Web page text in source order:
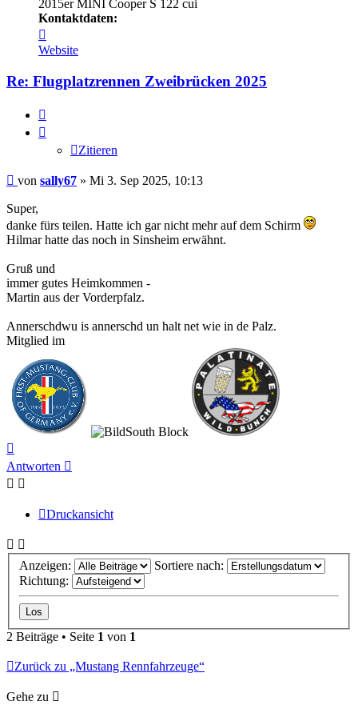
2015er MINI Cooper S 122 cui
Kontaktdaten:
von
sally67
Website
Re: Flugplatzrennen Zweibrücken 2025
Zitieren
Beitrag
von sally67 » Mi 3. Sep 2025, 10:13
Super,
danke fürs teilen. Hatte ich gar nicht mehr auf dem Schirm
Hilmar hatte das noch in Sinsheim erwähnt.
Gruß und
immer gutes Heimkommen -
Martin aus der Vorderpfalz.
Annerschdwu is annerschd un halt net wie in de Palz.
Mitglied im
South Block
oben
Antworten
Druckansicht
Anzeigen:
Sortiere nach:
Richtung:
2 Beiträge • Seite 1 von 1
Zurück zu „Mustang Rennfahrzeuge“
Gehe zu